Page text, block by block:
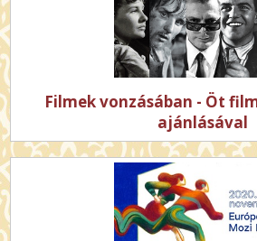
Filmek vonzásában - Öt
ajánlásával